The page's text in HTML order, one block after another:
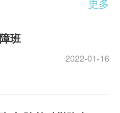
更多
班
2022-01-16